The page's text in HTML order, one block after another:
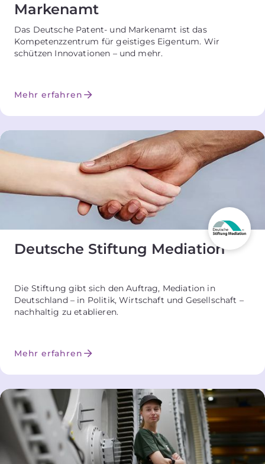
Markenamt
Das Deutsche Patent- und Markenamt ist das
Kompetenzzentrum für geistiges Eigentum. Wir
schützen Innovationen – und mehr.
Mehr erfahren
Deutsche Stiftung Mediation
Die Stiftung gibt sich den Auftrag, Mediation in
Deutschland – in Politik, Wirtschaft und Gesellschaft –
nachhaltig zu etablieren.
Mehr erfahren